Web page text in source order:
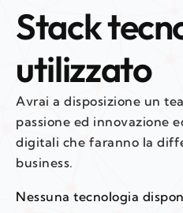
Stack
utilizzato
Avrai a disposizione un
passione ed innovazione
digitali che faranno la
business.
Nessuna tecnologia